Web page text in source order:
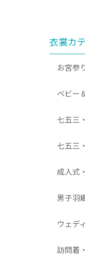
衣裳カ
お宮参
ベビー
七五三
七五三
成人式
男子羽
ウェデ
訪問着